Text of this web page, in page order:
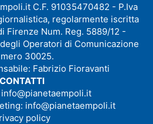
C.F. 91035470482 - P.Iva
regolarmente iscritta
Firenze Num. Reg. 5889/12 -
Operatori di Comunicazione
30025.
Fabrizio Fioravanti
CONTATTI
info@pianetaempoli.it
info@pianetaempoli.it
policy